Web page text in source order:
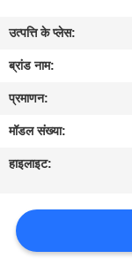
भ्रमण
गुणवत्ता
नियंत्रण
करें
उत्पत्ति के प्लेस:
ब्रांड नाम:
प्रमाणन:
मॉडल संख्या:
हाइलाइट: